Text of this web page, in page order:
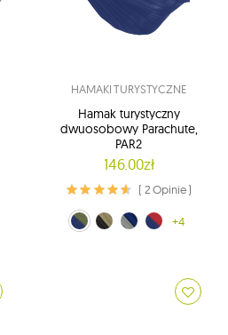
46)
HAMAKI TURYSTYCZNE
Hamak turystyczny
dwuosobowy Parachute,
PAR2
146.00zł
( 2 Opinie )
zielono-niebieski (PAR21)
brązowo-czarny (PAR22)
niebiesko-brązowy (PAR24)
czerwono-niebieski (PAR25)
+4